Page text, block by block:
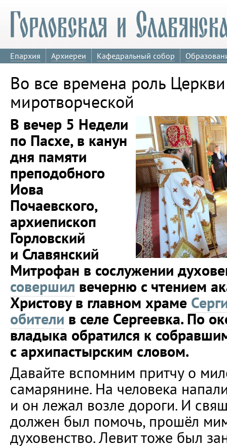
Епархия Архиереи Кафедральный собор
Во все времена роль
миротворческой
В вечер 5 Недели
по Пасхе, в канун
дня памяти
преподобного
Иова
Почаевского,
архиепископ
Горловский
и Славянский
Митрофан в сослужении
совершил вечерню с чтением
Христову в главном храме
обители в селе Сергеевка. По
владыка обратился к
с архипастырским словом.
Давайте вспомним притчу о
самарянине. На человека
и он лежал возле дороги. И
должен был помочь, прошёл
духовенство. Левит тоже был